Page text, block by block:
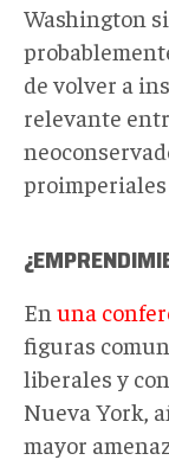
Washington
de volver a
relevante
proimperiales
En una
figuras
liberales y
Nueva York,
mayor